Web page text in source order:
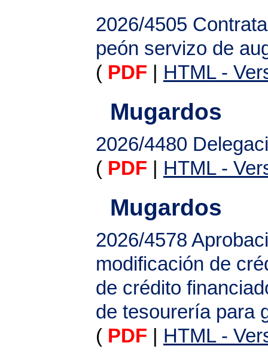
2026/4505
peón servizo de
( PDF HTML -
Mugardos
2026/4480
( PDF HTML -
Mugardos
2026/4578
modificación de
de crédito
de tesourería para
( PDF HTML -